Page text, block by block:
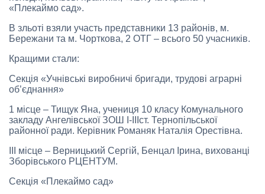
«Плекаймо сад».
В зльоті взяли участь представники 13 районів, м.
Бережани та м. Чорткова, 2 ОТГ – всього 50 учасників.
Кращими стали:
Секція «Учнівські виробничі бригади, трудові аграрні
об’єднання»
1 місце – Тищук Яна, учениця 10 класу Комунального
закладу Ангелівської ЗОШ І-ІІІст. Тернопільської
районної ради. Керівник Романяк Наталія Орестівна.
ІІІ місце – Верницький Сергій, Бенцал Ірина, вихованці
Зборівського РЦЕНТУМ.
Секція «Плекаймо сад»